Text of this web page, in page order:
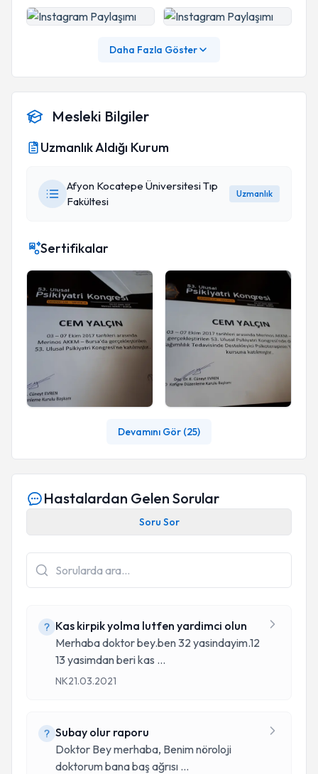
Daha Fazla Göster
Mesleki Bilgiler
Uzmanlık Aldığı Kurum
Afyon Kocatepe Üniversitesi Tıp
Fakültesi
Uzmanlık
Sertifikalar
Devamını Gör (25)
Hastalardan Gelen Sorular
Soru Sor
Kas kirpik yolma lutfen yardimci olun
Merhaba doktor bey.ben 32 yasindayim.12
13 yasimdan beri kas ...
NK21.03.2021
Subay olur raporu
Doktor Bey merhaba, Benim nöroloji
doktorum bana baş ağrısı ...